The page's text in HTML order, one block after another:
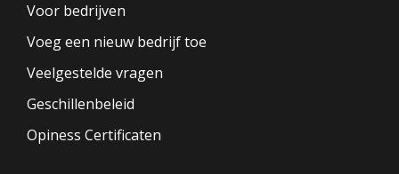
Voor bedrijven
Voeg een nieuw bedrijf toe
Veelgestelde vragen
Geschillenbeleid
Opiness Certificaten